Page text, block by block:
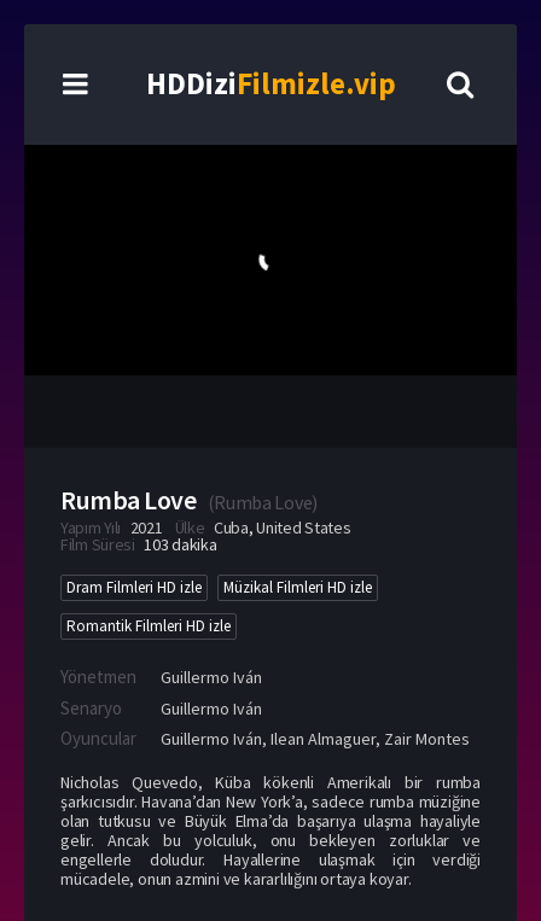
HDDiziFilmizle.vip
Rumba Love (Rumba Love)
Yapım Yılı 2021 Ülke Cuba,United States
Film Süresi 103 dakika
Dram Filmleri HD izle
Müzikal Filmleri HD izle
Romantik Filmleri HD izle
Yönetmen Guillermo Iván
Senaryo Guillermo Iván
Oyuncular Guillermo Iván, Ilean Almaguer, Zair Montes
Nicholas Quevedo, Küba kökenli Amerikalı bir rumba
şarkıcısıdır. Havana’dan New York’a, sadece rumba müziğine
olan tutkusu ve Büyük Elma’da başarıya ulaşma hayaliyle
gelir. Ancak bu yolculuk, onu bekleyen zorluklar ve
engellerle doludur. Hayallerine ulaşmak için verdiği
mücadele, onun azmini ve kararlılığını ortaya koyar.